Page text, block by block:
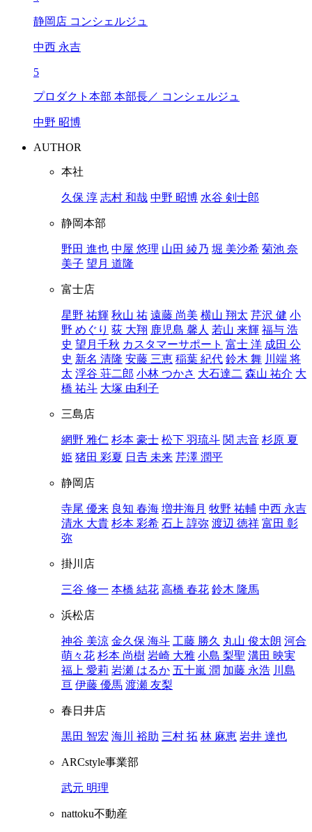
静岡店 コンシェルジュ
中西 永吉
5
プロダクト本部 本部長／ コンシェルジュ
中野 昭博
AUTHOR
本社
久保 淳 志村 和哉 中野 昭博 水谷 剣士郎
静岡本部
野田 進也 中屋 悠理 山田 綾乃 堀 美沙希 菊池 奈
美子 望月 道隆
富士店
星野 祐輝 秋山 祐 遠藤 尚美 横山 翔太 芹沢 健 小
野 めぐり 荻 大翔 鹿児島 馨人 若山 来輝 福与 浩
史 望月千秋 カスタマーサポート 富士 洋 成田 公
史 新名 清隆 安藤 三恵 稲葉 紀代 鈴木 舞 川端 将
太 浮谷 荘二郎 小林 つかさ 大石達二 森山 祐介 大
橋 祐斗 大塚 由利子
三島店
網野 雅仁 杉本 豪士 松下 羽琉斗 関 志音 杉原 夏
姫 猪田 彩夏 日𠮷 未来 芹澤 潤平
静岡店
寺尾 優来 良知 春海 増井海月 牧野 祐輔 中西 永吉
清水 大貴 杉本 彩希 石上 諄弥 渡辺 徳祥 富田 彰
弥
掛川店
三谷 修一 本橋 結花 高橋 春花 鈴木 隆馬
浜松店
神谷 美涼 金久保 海斗 工藤 勝久 丸山 俊太朗 河合
萌々花 杉本 尚樹 岩崎 大雅 小島 梨聖 溝田 映実
福上 愛莉 岩瀬 はるか 五十嵐 潤 加藤 永浩 川島
亘 伊藤 優馬 渡瀬 友梨
春日井店
黒田 智宏 海川 裕助 三村 拓 林 麻恵 岩井 達也
ARCstyle事業部
武元 明理
nattoku不動産